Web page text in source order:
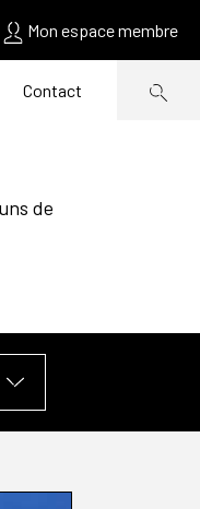
Mon espace membre
Contact
de